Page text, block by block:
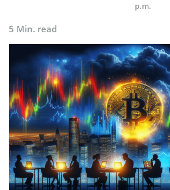
p.m.
5 Min. read